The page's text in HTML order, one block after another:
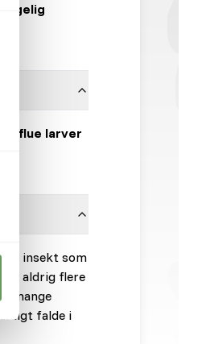
larver
Et insekt som
aldrig flere
mange
falde i